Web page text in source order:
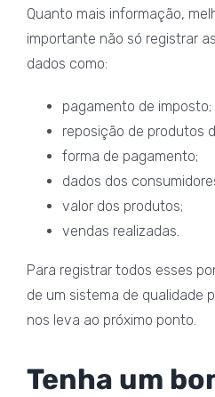
Quanto mais informação,
importante não só registrar
dados como:
pagamento de imposto;
reposição de produtos
forma de pagamento;
dados dos
valor dos produtos;
vendas realizadas.
Para registrar todos esses
de um sistema de qualidade
nos leva ao próximo ponto.
Tenha um